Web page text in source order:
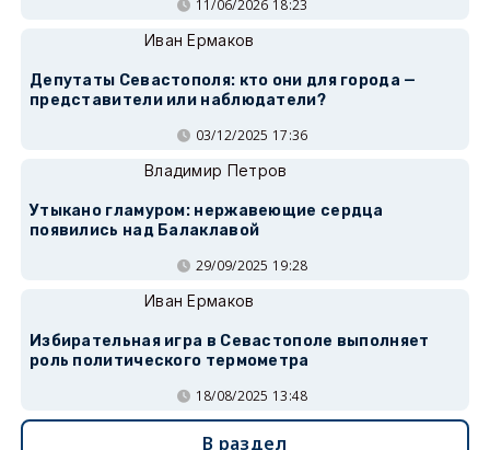
11/06/2026 18:23
Иван Ермаков
Депутаты Севастополя: кто они для города —
представители или наблюдатели?
03/12/2025 17:36
Владимир Петров
Утыкано гламуром: нержавеющие сердца
появились над Балаклавой
29/09/2025 19:28
Иван Ермаков
Избирательная игра в Севастополе выполняет
роль политического термометра
18/08/2025 13:48
В раздел